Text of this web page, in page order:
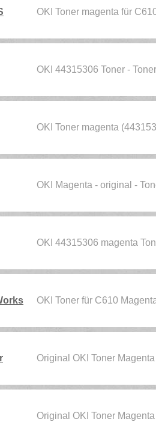
OKI Toner magenta für
OKI 44315306 Toner -
OKI Toner magenta
OKI Magenta - original -
OKI 44315306 magenta
OKI Toner für C610
Original OKI Toner
Original OKI Toner